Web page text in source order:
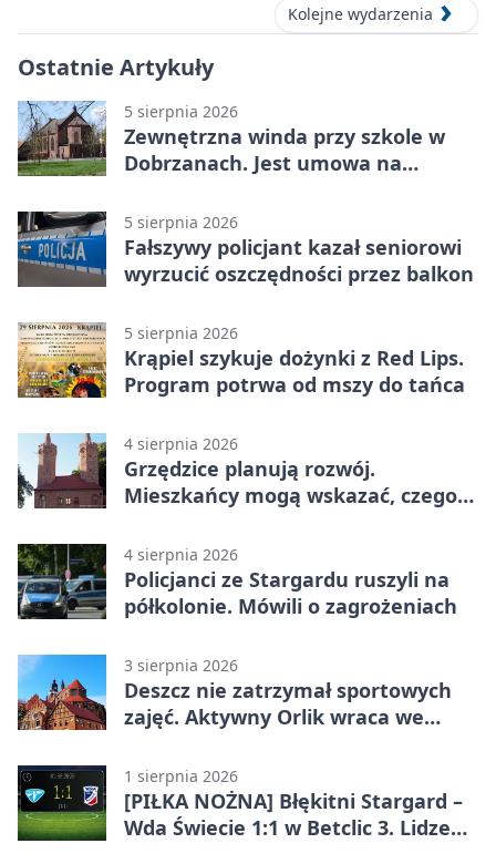
Kolejne wydarzenia
Ostatnie Artykuły
5 sierpnia 2026
Zewnętrzna winda przy szkole w
Dobrzanach. Jest umowa na
5 sierpnia 2026
Fałszywy policjant kazał seniorowi
wyrzucić oszczędności przez balkon
5 sierpnia 2026
Krąpiel szykuje dożynki z Red Lips.
Program potrwa od mszy do tańca
4 sierpnia 2026
Grzędzice planują rozwój.
Mieszkańcy mogą wskazać, czego
4 sierpnia 2026
Policjanci ze Stargardu ruszyli na
półkolonie. Mówili o zagrożeniach
3 sierpnia 2026
Deszcz nie zatrzymał sportowych
zajęć. Aktywny Orlik wraca we
1 sierpnia 2026
[PIŁKA NOŻNA] Błękitni Stargard –
Wda Świecie 1:1 w Betclic 3. Lidze